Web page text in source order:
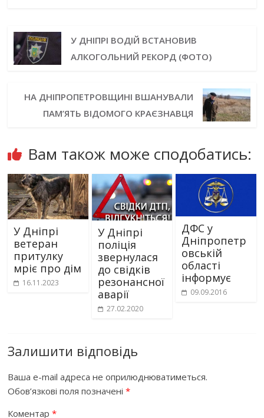
У ДНІПРІ ВОДІЙ ВСТАНОВИВ
АЛКОГОЛЬНИЙ РЕКОРД (ФОТО)
НА ДНІПРОПЕТРОВЩИНІ ВШАНУВАЛИ
ПАМ’ЯТЬ ВІДОМОГО КРАЄЗНАВЦЯ
Вам також може сподобатись:
У Дніпрі
ветеран
притулку
мріє про дім
16.11.2023
У Дніпрі
поліція
звернулася
до свідків
резонансної
аварії
27.02.2020
ДФС у
Дніпропетр
овській
області
інформує
09.09.2016
Залишити відповідь
Ваша e-mail адреса не оприлюднюватиметься.
Обов’язкові поля позначені*
Коментар*